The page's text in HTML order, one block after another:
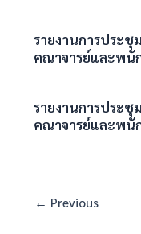
รายงานการประ
คณาจารย์และพนั
รายงานการประ
คณาจารย์และพนั
← Previous